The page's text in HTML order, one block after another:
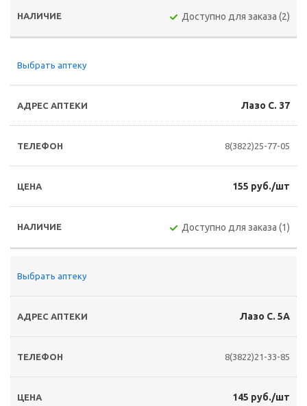
Доступно для заказа (2)
Выбрать аптеку
Лазо С. 37
8(3822)25-77-05
155 руб./шт
Доступно для заказа (1)
Выбрать аптеку
Лазо С. 5А
8(3822)21-33-85
145 руб./шт